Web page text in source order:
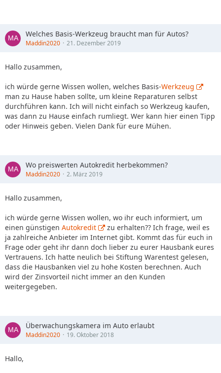
Welches Basis-Werkzeug braucht man für Autos?
Maddin2020 21. Dezember 2019
Hallo zusammen,
ich würde gerne Wissen wollen, welches Basis-Werkzeug
man zu Hause haben sollte, um kleine Reparaturen selbst
durchführen kann. Ich will nicht einfach so Werkzeug kaufen,
was dann zu Hause einfach rumliegt. Wer kann hier einen Tipp
oder Hinweis geben. Vielen Dank für eure Mühen.
Wo preiswerten Autokredit herbekommen?
Maddin2020 2. März 2019
Hallo zusammen,
ich würde gerne Wissen wollen, wo ihr euch informiert, um
einen günstigen Autokredit
zu erhalten?? Ich frage, weil es
ja zahlreiche Anbieter im Internet gibt. Kommt das für euch in
Frage oder geht ihr dann doch lieber zu eurer Hausbank eures
Vertrauens. Ich hatte neulich bei Stiftung Warentest gelesen,
dass die Hausbanken viel zu hohe Kosten berechnen. Auch
wird der Zinsvorteil nicht immer an den Kunden
weitergegeben.
Überwachungskamera im Auto erlaubt
Maddin2020 19. Oktober 2018
Hallo,